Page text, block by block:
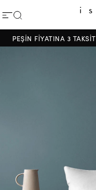
PEŞİN FİYATINA 3 TAKSİT